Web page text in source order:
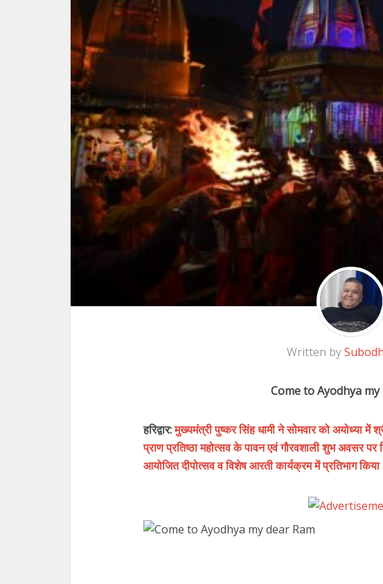
Written by
Come to Ayodhya my
हरिद्वार:मुख्यमंत्री पुष्कर सिंह धामी ने सोमवार को अयोध्या में
प्राण प्रतिष्ठा महोत्सव के पावन एवं गौरवशाली शुभ अवसर
आयोजित दीपोत्सव व विशेष आरती कार्यक्रम में प्रतिभाग